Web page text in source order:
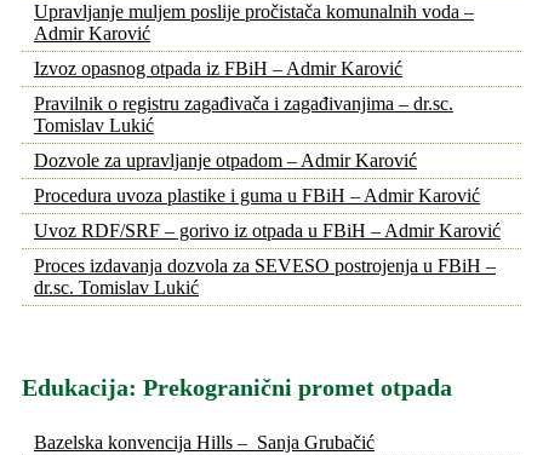
Upravljanje muljem poslije pročistača komunalnih voda –
Admir Karović
Izvoz opasnog otpada iz FBiH – Admir Karović
Pravilnik o registru zagađivača i zagađivanjima – dr.sc.
Tomislav Lukić
Dozvole za upravljanje otpadom – Admir Karović
Procedura uvoza plastike i guma u FBiH – Admir Karović
Uvoz RDF/SRF – gorivo iz otpada u FBiH – Admir Karović
Proces izdavanja dozvola za SEVESO postrojenja u FBiH –
dr.sc. Tomislav Lukić
Edukacija: Prekogranični promet otpada
Bazelska konvencija Hills – Sanja Grubačić